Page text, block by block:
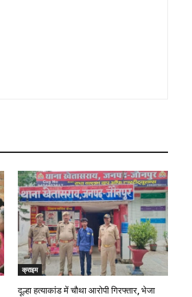
क्राइम
दूल्हा हत्याकांड में चौथा आरोपी गिरफ्तार, भेजा